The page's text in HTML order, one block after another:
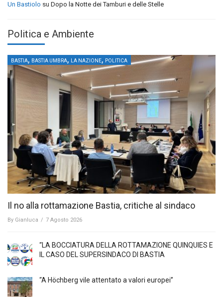
Un Bastiolo su Dopo la Notte dei Tamburi e delle Stelle
Politica e Ambiente
BASTIA, BASTIA UMBRA, LA NAZIONE, POLITICA
Il no alla rottamazione Bastia, critiche al sindaco
By Gianluca / 7 Agosto 2026
“LA BOCCIATURA DELLA ROTTAMAZIONE QUINQUIES E
IL CASO DEL SUPERSINDACO DI BASTIA
“A Höchberg vile attentato a valori europei”